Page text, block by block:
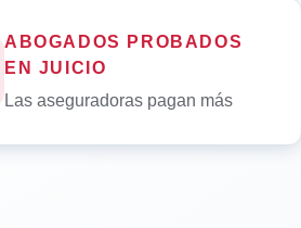
ABOGADOS PROBADOS
EN JUICIO
Las aseguradoras pagan más